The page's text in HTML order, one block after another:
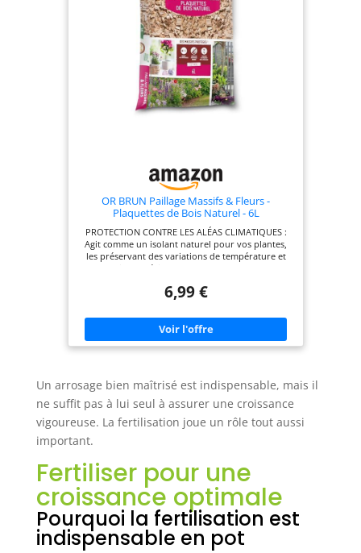
OR BRUN Paillage Massifs & Fleurs -
Plaquettes de Bois Naturel - 6L
PROTECTION CONTRE LES ALÉAS CLIMATIQUES :
Agit comme un isolant naturel pour vos plantes,
les préservant des variations de température et
des intempéries. LIMITE LA POUSSE DES
protégeant vos plantations. MAINTIENNENT
arrosage grâce à une excellente rétention d’eau.
FABRIQUÉ EN FRANCE : Une production locale
pour un jardin français PAILLAGE EN PLAQUETTES
DE BOIS NATUREL : 100% écologique et conforme
6,99 €
Un arrosage bien maîtrisé est indispensable, mais il
ne suffit pas à lui seul à assurer une croissance
vigoureuse. La fertilisation joue un rôle tout aussi
important.
Fertiliser pour une
croissance optimale
Pourquoi la fertilisation est
indispensable en pot